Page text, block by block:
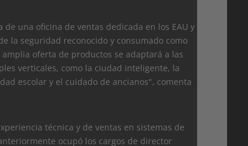
una oficina de ventas dedicada en los EAU y
la seguridad reconocido y consumado como
oferta de productos se adaptará a las
verticales, como la ciudad inteligente, la
escolar y el cuidado de ancianos", comenta
técnica y de ventas en sistemas de
ocupó los cargos de director